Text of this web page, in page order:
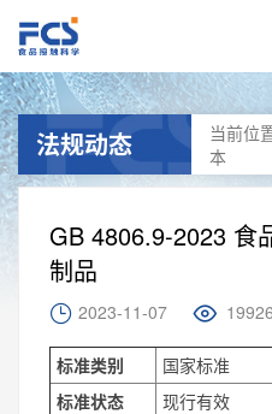
法规动态 当前位
本
GB 4806.9-2023 食
制品
2023-11-07
标准类别
国家标准
标准状态
现行有效